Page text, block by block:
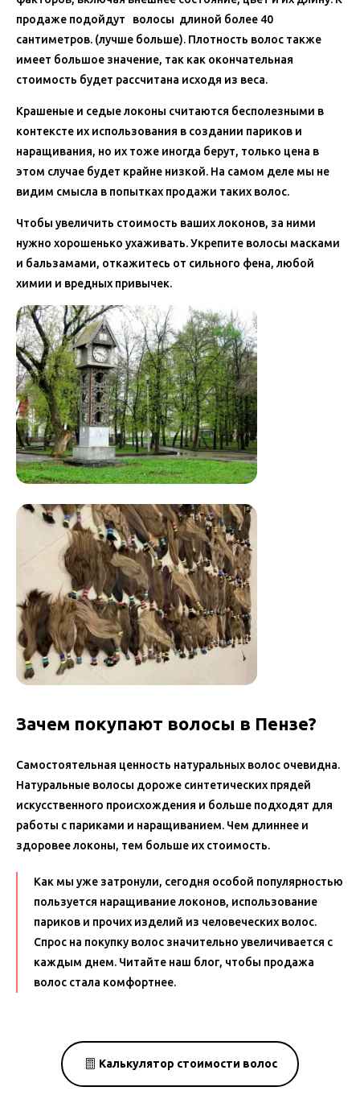
продаже подойдут волосы длиной более 40
сантиметров. (лучше больше). Плотность волос также
имеет большое значение, так как окончательная
стоимость будет рассчитана исходя из веса.
Крашеные и седые локоны считаются бесполезными в
контексте их использования в создании париков и
наращивания, но их тоже иногда берут, только цена в
этом случае будет крайне низкой. На самом деле мы не
видим смысла в попытках продажи таких волос.
Чтобы увеличить стоимость ваших локонов, за ними
нужно хорошенько ухаживать. Укрепите волосы масками
и бальзамами, откажитесь от сильного фена, любой
химии и вредных привычек.
Зачем покупают волосы в Пензе?
Самостоятельная ценность натуральных волос очевидна.
Натуральные волосы дороже синтетических прядей
искусственного происхождения и больше подходят для
работы с париками и наращиванием. Чем длиннее и
здоровее локоны, тем больше их стоимость.
Как мы уже затронули, сегодня особой популярностью
пользуется наращивание локонов, использование
париков и прочих изделий из человеческих волос.
Спрос на покупку волос значительно увеличивается с
каждым днем. Читайте наш блог, чтобы продажа
волос стала комфортнее.
Калькулятор стоимости волос